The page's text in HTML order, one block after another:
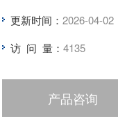
更新时间： 2026-04-02
访 问 量： 4135
产品咨询